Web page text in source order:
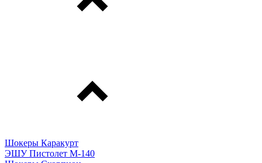
Шокеры Каракурт
ЭШУ Пистолет М-140